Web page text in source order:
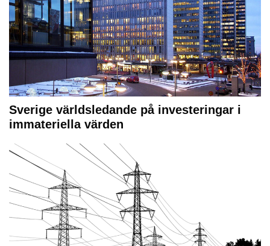
Sverige världsledande på investeringar i
immateriella värden